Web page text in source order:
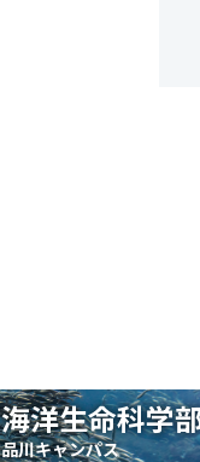
海洋生命科学
品川キャンパス